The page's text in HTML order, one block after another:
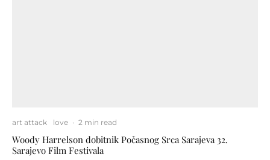
art attack love · 2 min read
Woody Harrelson dobitnik Počasnog Srca Sarajeva 32.
Sarajevo Film Festivala